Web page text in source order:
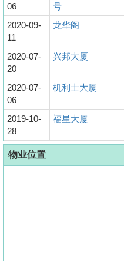
06
号
2020-09-
11
龙华阁
2020-07-
20
兴邦大厦
2020-07-
06
机利士大厦
2019-10-
28
福星大厦
物业位置